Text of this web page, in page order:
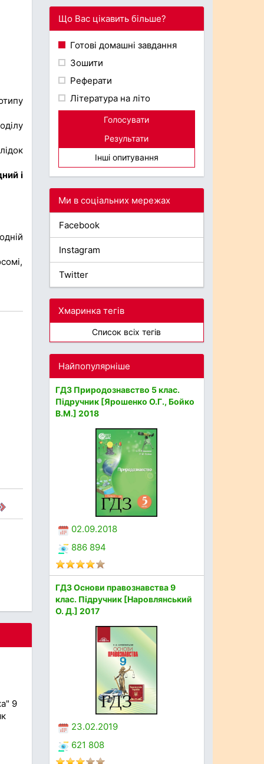
і
9
Що Вас цікавить більше?
Готові домашні завдання
Зошити
Реферати
Література на літо
Голосувати
Результати
Інші опитування
Ми в соціальних мережах
Facebook
Instagram
Twitter
Хмаринка тегів
Список всіх тегів
Найпопулярніше
ГДЗ Природознавство 5 клас.
Підручник [Ярошенко О.Г., Бойко
В.М.] 2018
02.09.2018
886 894
ГДЗ Основи правознавства 9
клас. Підручник [Наровлянський
О. Д.] 2017
23.02.2019
621 808